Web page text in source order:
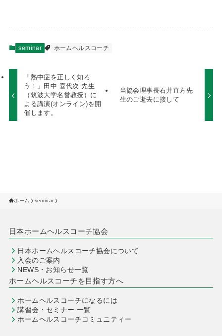
seminar ホームヘルスコーチ
「熱中症を正しく知ろ
う！」田中 喜代次 先生
（筑波大学名誉教授）に
よる講演(オンライン)を開
催します。
当協会理事長石井直方先
生のご逝去に接して
ホーム seminar
日本ホームヘルスコーチ協会
日本ホームヘルスコーチ協会について
入会のご案内
NEWS・お知らせ一覧
ホームヘルスコーチを目指す方へ
ホームヘルスコーチになるには
講習会・セミナー 一覧
ホームヘルスコーチコミュニティー